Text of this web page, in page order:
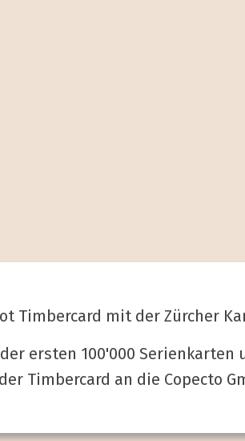
Timbercard mit der Zürcher
ersten 100'000 Serien­karten
Timbercard an die Copecto